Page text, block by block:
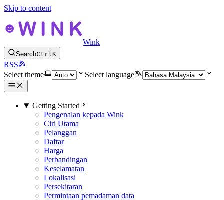
Skip to content
Wink
SearchCtrlK
RSS
Select theme
Select language
Getting Started
Pengenalan kepada Wink
Ciri Utama
Pelanggan
Daftar
Harga
Perbandingan
Keselamatan
Lokalisasi
Persekitaran
Permintaan pemadaman data